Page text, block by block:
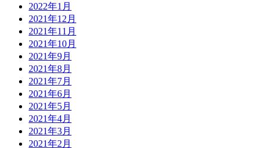
2022年1月
2021年12月
2021年11月
2021年10月
2021年9月
2021年8月
2021年7月
2021年6月
2021年5月
2021年4月
2021年3月
2021年2月